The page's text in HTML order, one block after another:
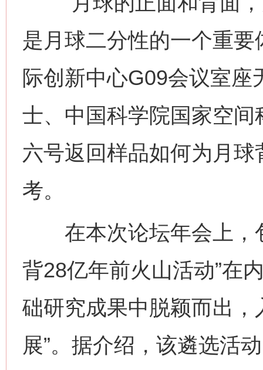
是月球二分性的一个重
际创新中心G09会议室
士、中国科学院国家空
六号返回样品如何为月
考。
在本次论坛年会上，
背28亿年前火山活动”在
础研究成果中脱颖而出，
展”。据介绍，该遴选活